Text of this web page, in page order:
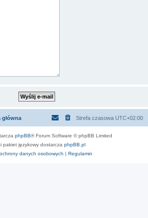
główna Strefa czasowa UTC+02:00
phpBB® Forum Software © phpBB Limited
pakiet językowy dostarcza phpBB.pl
danych osobowych | Regulamin